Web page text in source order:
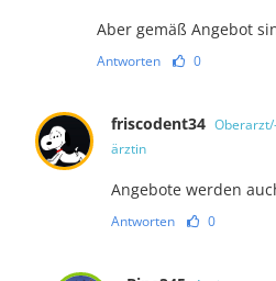
Aber gemäß Angebot
Antworten 0
friscodent34
ärztin
Angebote werden
Antworten 0